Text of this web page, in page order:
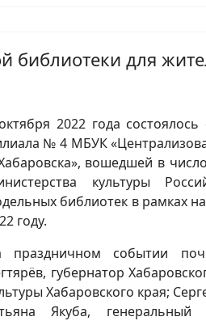
библиотеки для
2022 года
№ 4 МБУК
вошедшей в
культуры
библиотек в рамках
году.
праздничном событии
губернатор
Хабаровского края;
Якуба, генеральный